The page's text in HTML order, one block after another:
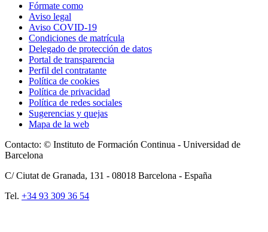
Fórmate como
Aviso legal
Aviso COVID-19
Condiciones de matrícula
Delegado de protección de datos
Portal de transparencia
Perfil del contratante
Política de cookies
Política de privacidad
Política de redes sociales
Sugerencias y quejas
Mapa de la web
Contacto: © Instituto de Formación Continua - Universidad de
Barcelona
C/ Ciutat de Granada, 131 - 08018 Barcelona - España
Tel. +34 93 309 36 54